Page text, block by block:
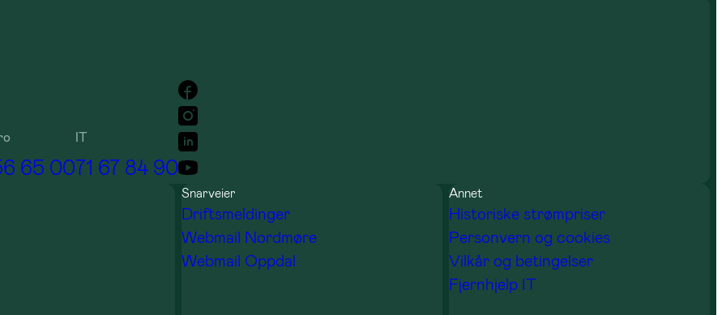
65 00
IT
71 67 84 90
Snarveier
Driftsmeldinger
Webmail Nordmøre
Webmail Oppdal
Annet
Historiske strømpriser
Personvern og cookies
Vilkår og betingelser
Fjernhjelp IT